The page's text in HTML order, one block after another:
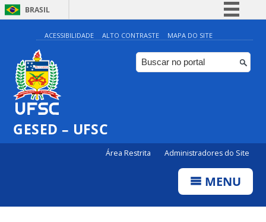
BRASIL
Simplifique!
Comunica BR
Participe
ACESSIBILIDADE ALTO CONTRASTE MAPA DO SITE
GESED – UFSC
Área Restrita Administradores do Site
MENU